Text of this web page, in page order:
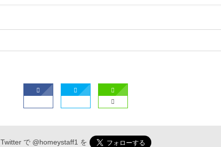
Twitter で @homeystaff1 を